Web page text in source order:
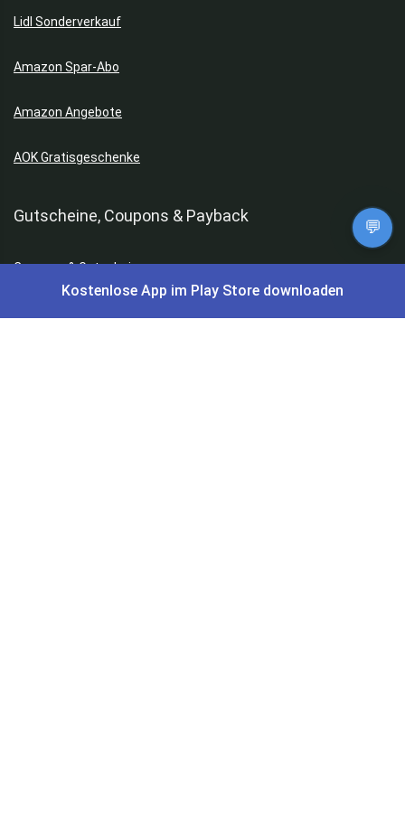
Lidl Sonderverkauf
Amazon Spar-Abo
Amazon Angebote
AOK Gratisgeschenke
Gutscheine, Coupons & Payback
Coupons & Gutscheine
💬
Kostenlose App im Play Store downloaden